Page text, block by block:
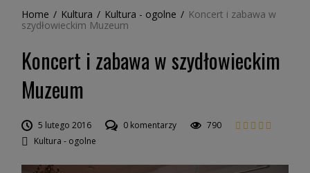
Home / Kultura / Kultura - ogolne / Koncert i zabawa w
szydłowieckim Muzeum
Koncert i zabawa w szydłowieckim
Muzeum
5 lutego 2016 0 komentarzy
790
Kultura - ogolne